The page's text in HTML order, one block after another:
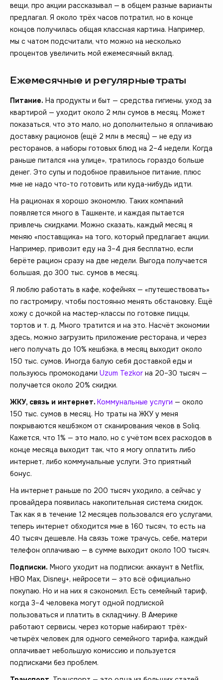
вещи, про акции рассказывал — в общем разные варианты
предлагал. Я около трёх часов потратил, но в конце
концов получилась общая классная картина. Например,
мы с чатом подсчитали, что можно на несколько
процентов увеличить мой ежемесячный вклад.
Ежемесячные и регулярные траты
Питание. На продукты и быт — средства гигиены, уход за
квартирой — уходит около 2 млн сумов в месяц. Может
показаться, что это мало, но дополнительно я оплачиваю
доставку рационов (ещё 2 млн в месяц) — не еду из
ресторанов, а наборы готовых блюд на 2–4 недели. Когда
раньше питался «на улице», тратилось гораздо больше
денег. Это супы и подобное правильное питание, плюс
мне не надо что-то готовить или куда-нибудь идти.
На рационах я хорошо экономлю. Таких компаний
появляется много в Ташкенте, и каждая пытается
привлечь скидками. Можно сказать, каждый месяц я
меняю «поставщика» на того, который предлагает акции.
Например, привозит еду на 3–4 дня бесплатно, если
берёте рацион сразу на две недели. Выгода получается
большая, до 300 тыс. сумов в месяц.
Я люблю работать в кафе, кофейнях — «путешествовать»
по гастромиру, чтобы постоянно менять обстановку. Ещё
хожу с дочкой на мастер-классы по готовке пиццы,
тортов и т. д. Много тратится и на это. Насчёт экономии
здесь, можно загрузить приложение ресторана, и через
него получать до 10% кешбэка, в месяц выходит около
150 тыс. сумов. Иногда балую себя доставкой еды и
пользуюсь промокодами Uzum Tezkor на 20–30 тысяч —
получается около 20% скидки.
ЖКУ, связь и интернет. Коммунальные услуги — около
150 тыс. сумов в месяц. Но траты на ЖКУ у меня
покрываются кешбэком от сканирования чеков в Soliq.
Кажется, что 1% — это мало, но с учётом всех расходов в
конце месяца выходит так, что я могу оплатить либо
интернет, либо коммунальные услуги. Это приятный
бонус.
На интернет раньше по 200 тысяч уходило, а сейчас у
провайдера появилась накопительная система скидок.
Так как я в течение 12 месяцев пользовался его услугами,
теперь интернет обходится мне в 160 тысяч, то есть на
40 тысяч дешевле. На связь тоже трачусь, себе, матери
телефон оплачиваю — в сумме выходит около 100 тысяч.
Подписки. Много уходит на подписки: аккаунт в Netflix,
HBO Max, Disney+, нейросети — это всё официально
покупаю. Но и на них я сэкономил. Есть семейный тариф,
когда 3–4 человека могут одной подпиской
пользоваться и платить в складчину. В Америке
работают сервисы, через которые набирают трёх-
четырёх человек для одного семейного тарифа, каждый
оплачивает небольшую комиссию и пользуется
подписками без проблем.